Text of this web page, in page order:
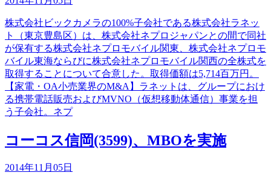
株式会社ビックカメラの100%子会社である株式会社ラネッ
ト（東京豊島区）は、株式会社ネプロジャパンとの間で同社
が保有する株式会社ネプロモバイル関東、株式会社ネプロモ
バイル東海ならびに株式会社ネプロモバイル関西の全株式を
取得することについて合意した。取得価額は5,714百万円。
【家電・OA小売業界のM&A】ラネットは、グループにおけ
る携帯電話販売およびMVNO（仮想移動体通信）事業を担
う子会社。ネプ
コーコス信岡(3599)、MBOを実施
2014年11月05日